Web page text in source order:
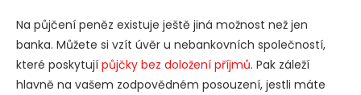
Na půjčení peněz existuje ještě jiná možnost než jen
banka. Můžete si vzít úvěr u nebankovních společností,
které poskytují půjčky bez doložení příjmů. Pak záleží
hlavně na vašem zodpovědném posouzení, jestli máte